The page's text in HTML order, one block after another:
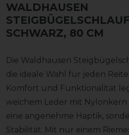
WALDHAUSEN
SCHWARZ, 80 CM
Die Waldhausen
die ideale Wahl für jeden
Komfort und Funktionalität
weichem Leder mit
eine angenehme Haptik,
Stabilität. Mit nur einem